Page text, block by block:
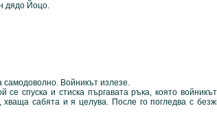
дядо Йоцо.
Войникът излезе.
спуска и стиска пъргавата ръка, която
сабята и я целува. После го погледва с